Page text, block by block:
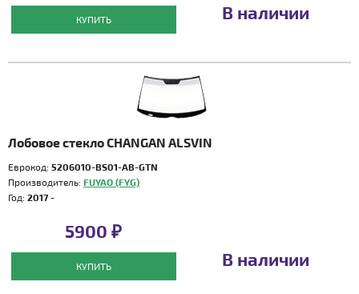
КУПИТЬ В наличии
Лобовое стекло CHANGAN ALSVIN
Еврокод: 5206010-BS01-AB-GTN
Производитель: FUYAO (FYG)
Год: 2017 -
5900 ₽
КУПИТЬ В наличии